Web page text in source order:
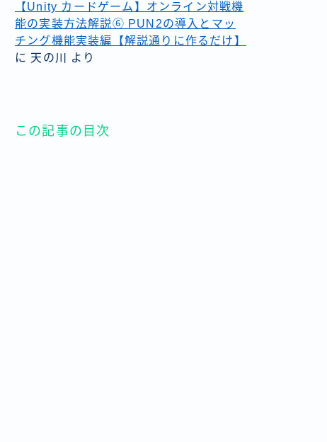
【Unity カードゲーム】オンライン対戦機
能の実装方法解説⑥ PUN2の導入とマッ
チング機能実装編【解説通りに作るだけ】
に 天の川 より
この記事の目次